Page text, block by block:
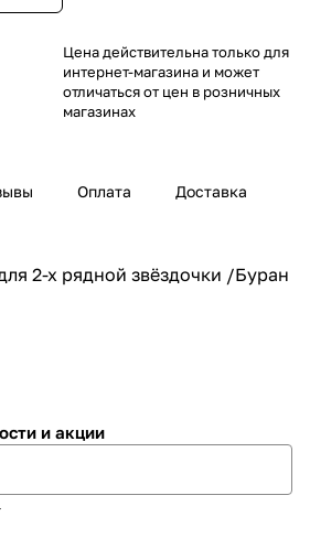
Цена действительна только для
интернет-магазина и может
отличаться от цен в розничных
магазинах
Оплата Доставка
2-х рядной звёздочки /Буран
и акции